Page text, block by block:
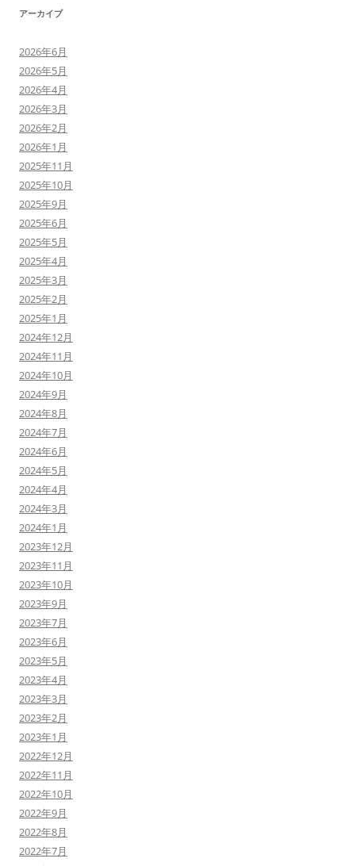
アーカイブ
2026年6月
2026年5月
2026年4月
2026年3月
2026年2月
2026年1月
2025年11月
2025年10月
2025年9月
2025年6月
2025年5月
2025年4月
2025年3月
2025年2月
2025年1月
2024年12月
2024年11月
2024年10月
2024年9月
2024年8月
2024年7月
2024年6月
2024年5月
2024年4月
2024年3月
2024年1月
2023年12月
2023年11月
2023年10月
2023年9月
2023年7月
2023年6月
2023年5月
2023年4月
2023年3月
2023年2月
2023年1月
2022年12月
2022年11月
2022年10月
2022年9月
2022年8月
2022年7月